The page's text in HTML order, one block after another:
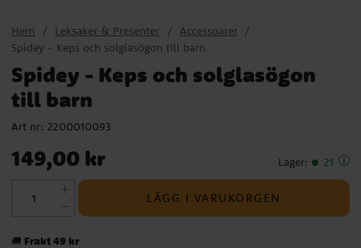
Hem Leksaker & Presenter
Accessoarer
Spidey - Keps och solglasögon till barn
Spidey - Keps och solglasögon
till barn
Art nr: 2200010093
Pris :149,00 kr
149,00 kr Lager: 21
LÄGG I VARUKORGEN
🚚 Frakt 49 kr